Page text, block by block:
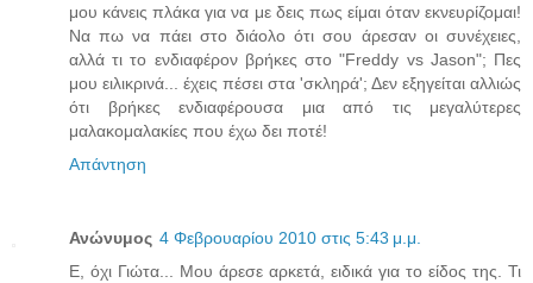
μου κάνεις πλάκα για να με δεις πως είμαι όταν εκνευρίζομαι!
Να πω να πάει στο διάολο ότι σου άρεσαν οι συνέχειες,
αλλά τι το ενδιαφέρον βρήκες στο "Freddy vs Jason"; Πες
μου ειλικρινά... έχεις πέσει στα 'σκληρά'; Δεν εξηγείται αλλιώς
ότι βρήκες ενδιαφέρουσα μια από τις μεγαλύτερες
μαλακομαλακίες που έχω δει ποτέ!
Απάντηση
Ανώνυμος 4 Φεβρουαρίου 2010 στις 5:43 μ.μ.
Ε, όχι Γιώτα... Μου άρεσε αρκετά, ειδικά για το είδος της. Τι